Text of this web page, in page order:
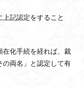
記認定をすること
化手続を経れば、裁
の両名」と認定して有